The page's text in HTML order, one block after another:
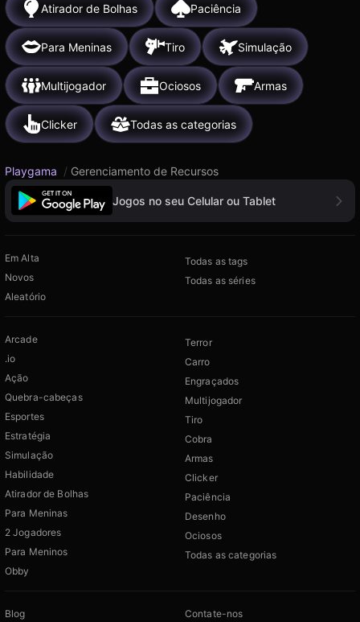
Atirador de Bolhas Paciência
Para Meninas Tiro Simulação
Multijogador Ociosos Armas
Clicker Todas as categorias
Playgama / Gerenciamento de Recursos
Jogos no seu Celular ou Tablet
Em Alta
Novos
Aleatório
Todas as tags
Todas as séries
Arcade
.io
Ação
Quebra-cabeças
Esportes
Estratégia
Simulação
Habilidade
Atirador de Bolhas
Para Meninas
2 Jogadores
Para Meninos
Obby
Terror
Carro
Engraçados
Multijogador
Tiro
Cobra
Armas
Clicker
Paciência
Desenho
Ociosos
Todas as categorias
Blog Contate-nos